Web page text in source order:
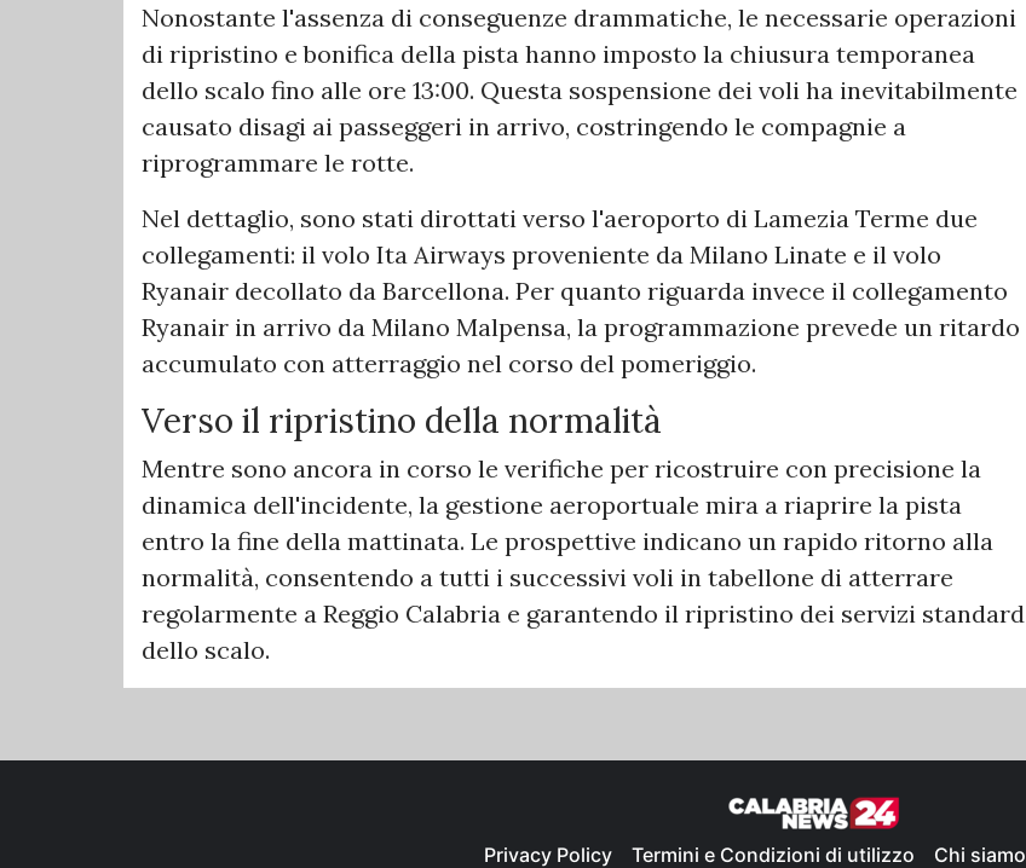
Nonostante l'assenza di conseguenze drammatiche, le necessarie operazioni
di ripristino e bonifica della pista hanno imposto la chiusura temporanea
dello scalo fino alle ore 13:00. Questa sospensione dei voli ha inevitabilmente
causato disagi ai passeggeri in arrivo, costringendo le compagnie a
riprogrammare le rotte.
Nel dettaglio, sono stati dirottati verso l'aeroporto di Lamezia Terme due
collegamenti: il volo Ita Airways proveniente da Milano Linate e il volo
Ryanair decollato da Barcellona. Per quanto riguarda invece il collegamento
Ryanair in arrivo da Milano Malpensa, la programmazione prevede un ritardo
accumulato con atterraggio nel corso del pomeriggio.
Verso il ripristino della normalità
Mentre sono ancora in corso le verifiche per ricostruire con precisione la
dinamica dell'incidente, la gestione aeroportuale mira a riaprire la pista
entro la fine della mattinata. Le prospettive indicano un rapido ritorno alla
normalità, consentendo a tutti i successivi voli in tabellone di atterrare
regolarmente a Reggio Calabria e garantendo il ripristino dei servizi standard
dello scalo.
Privacy Policy Termini e Condizioni di utilizzo Chi siamo